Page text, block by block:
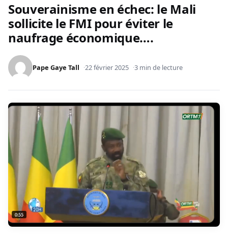
Souverainisme en échec: le Mali
sollicite le FMI pour éviter le
naufrage économique….
Pape Gaye Tall 22 février 2025 3 min de lecture